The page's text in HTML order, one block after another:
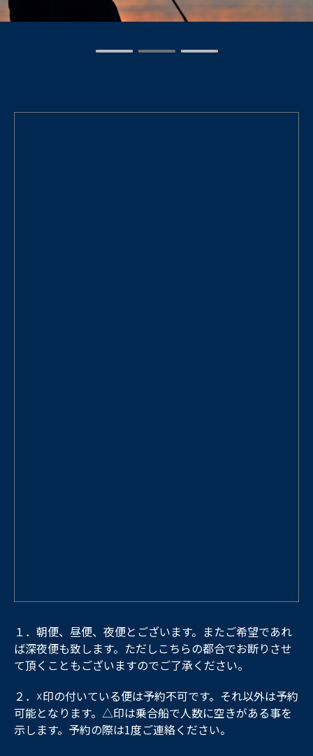
１．朝便、昼便、夜便とございます。またご希望であれ
ば深夜便も致します。ただしこちらの都合でお断りさせ
て頂くこともございますのでご了承ください。
２．☓印の付いている便は予約不可です。それ以外は予約
可能となります。△印は乗合船で人数に空きがある事を
示します。予約の際は1度ご連絡ください。